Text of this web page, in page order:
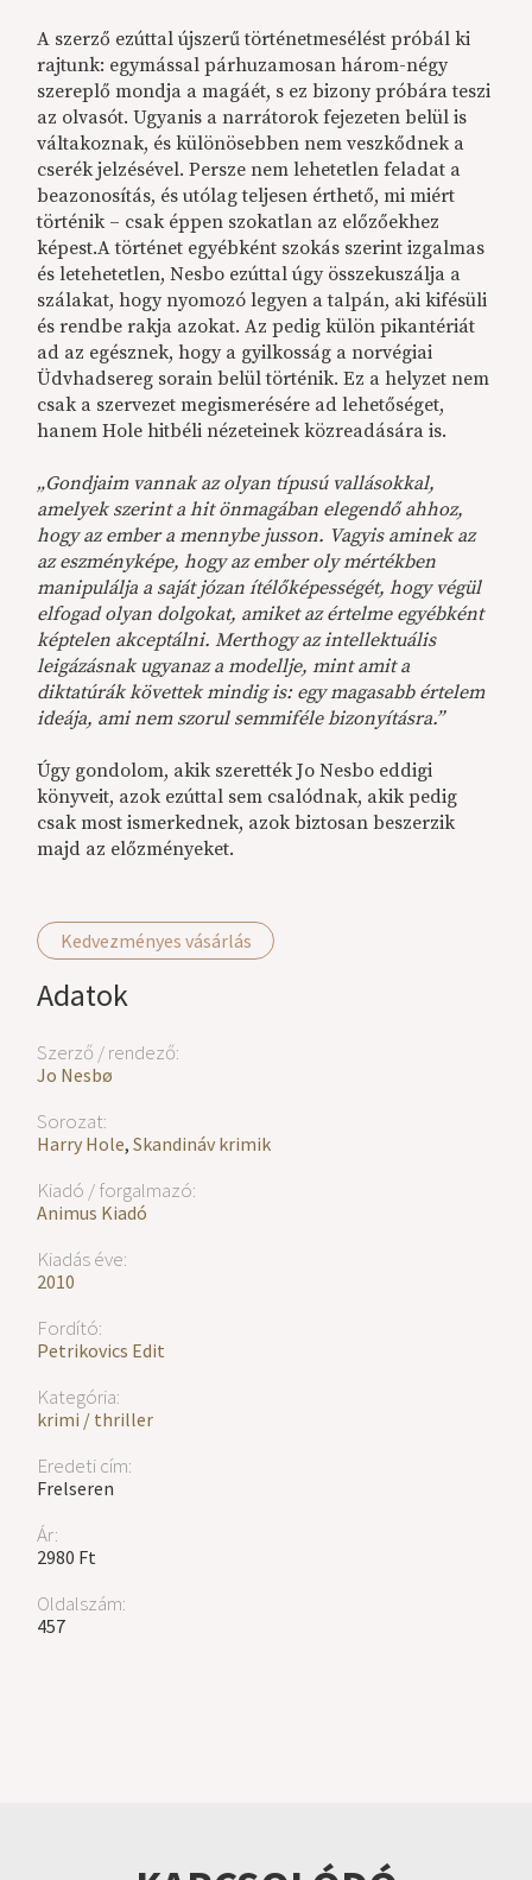
Kedvezményes vásárlás
Adatok
Szerző / rendező:
Jo Nesbø
Sorozat:
Harry Hole,Skandináv krimik
Kiadó / forgalmazó:
Animus Kiadó
Kiadás éve:
2010
Fordító:
Petrikovics Edit
Kategória:
krimi / thriller
Eredeti cím:
Frelseren
Ár:
2980 Ft
Oldalszám:
457
A szerző ezúttal újszerű történetmesélést próbál ki
rajtunk: egymással párhuzamosan három-négy
szereplő mondja a magáét, s ez bizony próbára teszi
az olvasót. Ugyanis a narrátorok fejezeten belül is
váltakoznak, és különösebben nem veszkődnek a
cserék jelzésével. Persze nem lehetetlen feladat a
beazonosítás, és utólag teljesen érthető, mi miért
történik – csak éppen szokatlan az előzőekhez
képest.A történet egyébként szokás szerint izgalmas
és letehetetlen, Nesbo ezúttal úgy összekuszálja a
szálakat, hogy nyomozó legyen a talpán, aki kifésüli
és rendbe rakja azokat. Az pedig külön pikantériát
ad az egésznek, hogy a gyilkosság a norvégiai
Üdvhadsereg sorain belül történik. Ez a helyzet nem
csak a szervezet megismerésére ad lehetőséget,
hanem Hole hitbéli nézeteinek közreadására is.
„Gondjaim vannak az olyan típusú vallásokkal,
amelyek szerint a hit önmagában elegendő ahhoz,
hogy az ember a mennybe jusson. Vagyis aminek az
az eszményképe, hogy az ember oly mértékben
manipulálja a saját józan ítélőképességét, hogy végül
elfogad olyan dolgokat, amiket az értelme egyébként
képtelen akceptálni. Merthogy az intellektuális
leigázásnak ugyanaz a modellje, mint amit a
diktatúrák követtek mindig is: egy magasabb értelem
ideája, ami nem szorul semmiféle bizonyításra.”
Úgy gondolom, akik szerették Jo Nesbo eddigi
könyveit, azok ezúttal sem csalódnak, akik pedig
csak most ismerkednek, azok biztosan beszerzik
majd az előzményeket.